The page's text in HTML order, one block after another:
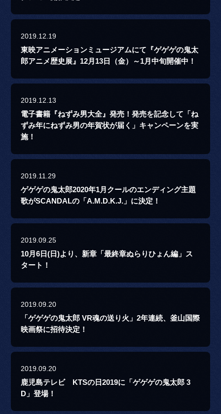
2019.12.19
東映アニメーションミュージアムにて『ゲゲゲの鬼太
郎アニメ歴史展』12月13日（金）～1月中旬開催中！
2019.12.13
電子書籍『ねずみ男大全』発売！発売を記念して「ね
ずみ年にねずみ男の年賀状が届く」キャンペーンを実
施！
2019.11.29
ゲゲゲの鬼太郎2020年1月クールのエンディング主題
歌がSCANDALの「A.M.D.K.J.」に決定！
2019.09.25
10月6日(日)より、新章「最終章ぬらりひょん編」ス
タート！
2019.09.20
「ゲゲゲの鬼太郎 VR魂の送り火」2年連続、釜山国際
映画祭に招待決定！
2019.09.20
鹿児島テレビ KTSの日2019に「ゲゲゲの鬼太郎 3
D」登場！